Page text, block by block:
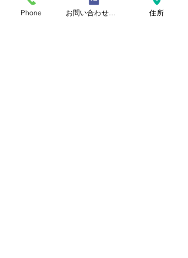
Phone お問い合わせフォーム 住所